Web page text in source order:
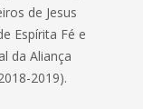
de Jesus
Espírita Fé e
da Aliança
2019).